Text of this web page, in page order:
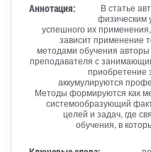
Аннотация:
В статье
физическим
успешного их
зависит применение
методами обучения
преподавателя с
приобретение
аккумулируются
Методы формируются как
системообразующий
целей и задач, где
обучения, в